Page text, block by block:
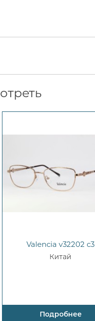
Valencia v32202 c3
Китай
Подробнее